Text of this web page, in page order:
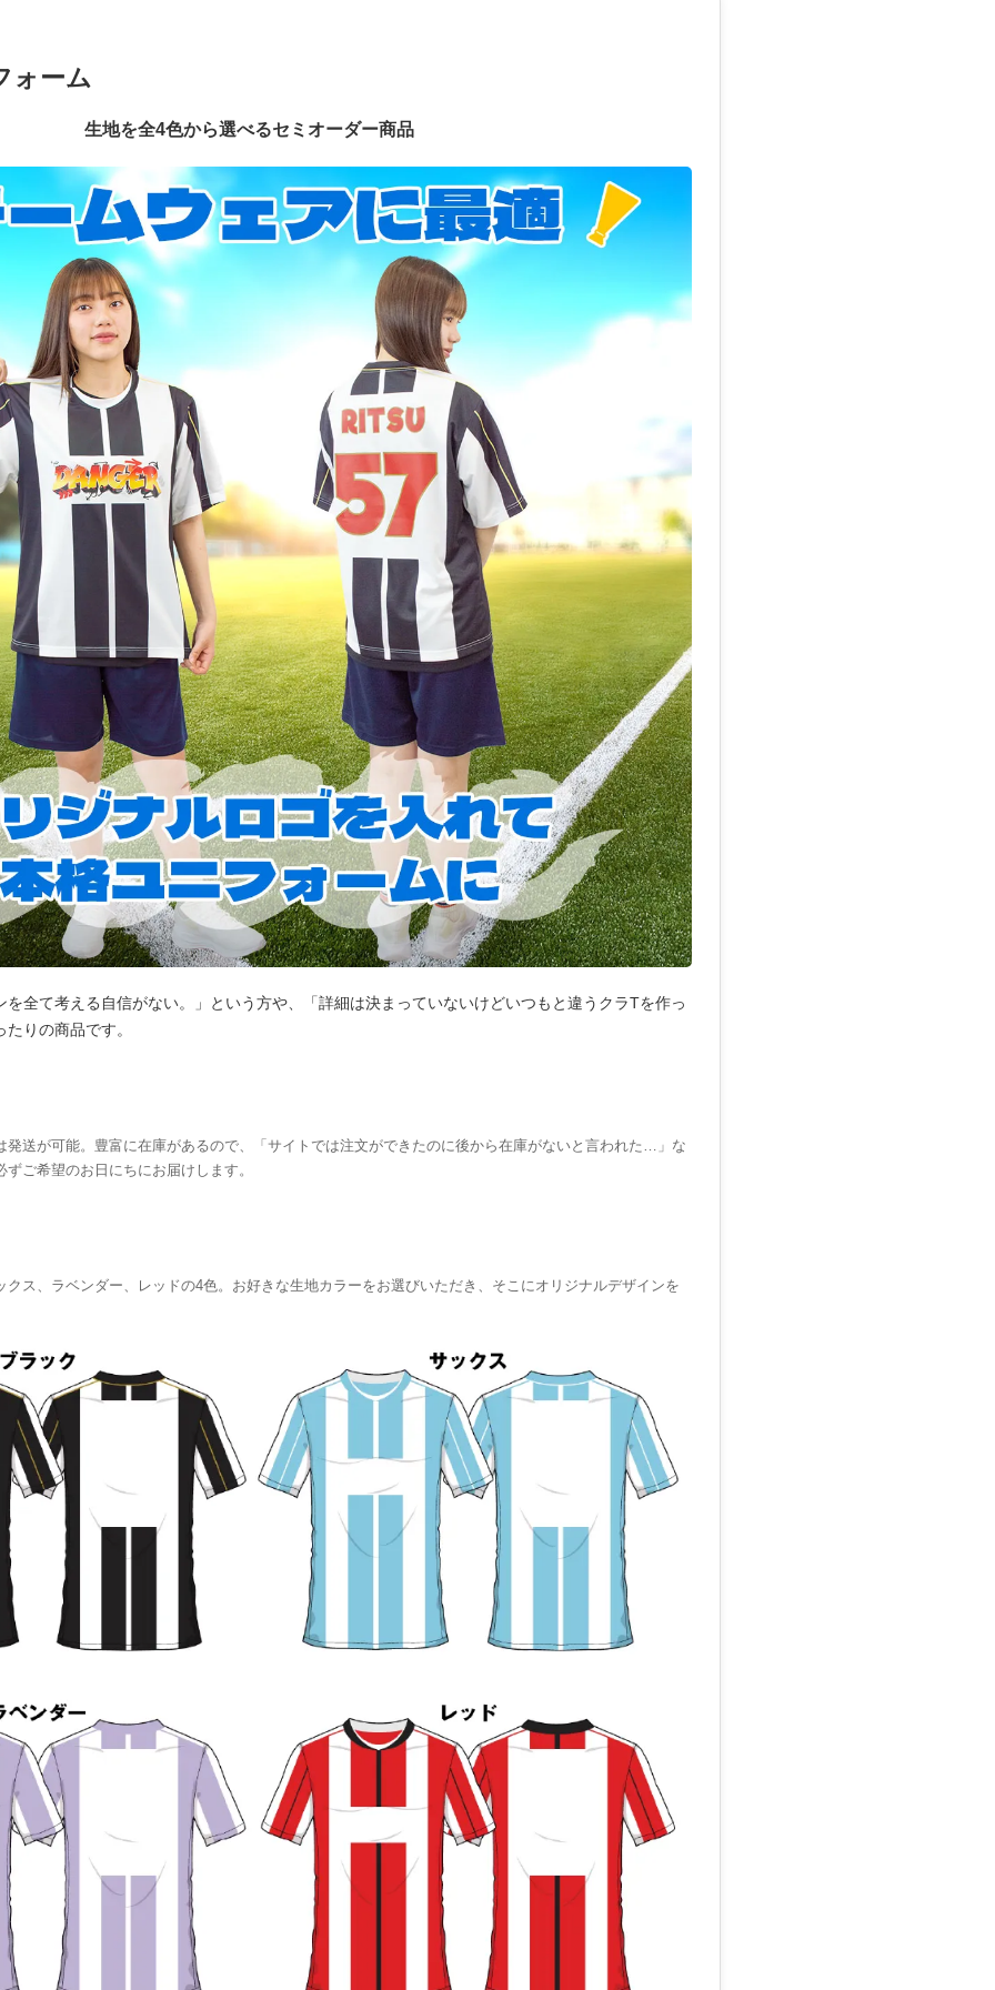
ォーム
生地を全4色から選べるセミオーダー商品
全て考える自信がない。」という方や、「詳細は決まっていないけどいつもと違うクラTを作っ
りの商品です。
発送が可能。豊富に在庫があるので、「サイトでは注文ができたのに後から在庫がないと言われた…」な
ご希望のお日にちにお届けします。
クス、ラベンダー、レッドの4色。お好きな生地カラーをお選びいただき、そこにオリジナルデザインを